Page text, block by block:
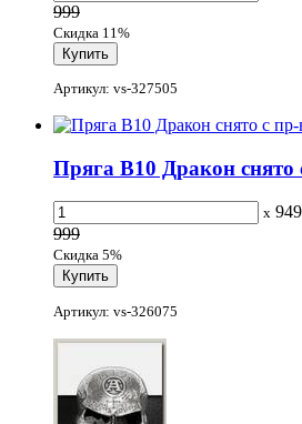
999
Скидка 11%
Артикул: vs-327505
Пряга B10 Дракон снято
x 949
999
Скидка 5%
Артикул: vs-326075